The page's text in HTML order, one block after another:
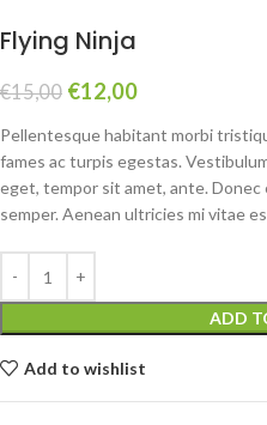
Flying Ninja
€15,00 €12,00
Pellentesque habitant morbi
fames ac turpis egestas.
eget, tempor sit amet, ante.
semper. Aenean ultricies mi vitae
ADD
Add to wishlist